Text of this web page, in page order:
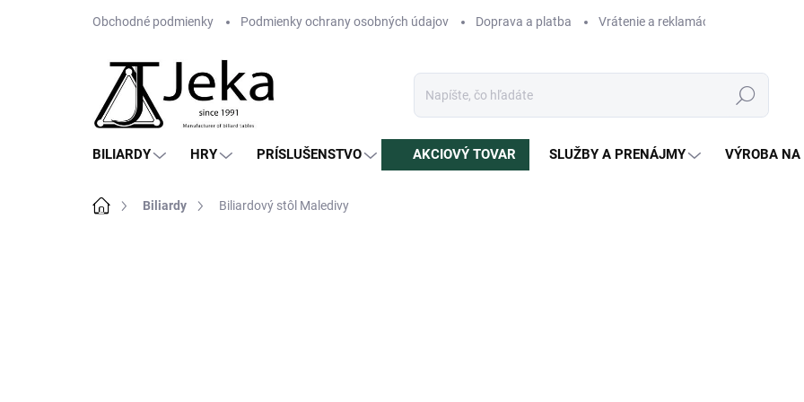
Obchodné podmienky Podmienky ochrany osobných údajov Doprava a platba Vrátenie a reklamácia
Hľadať
BILIARDY HRY PRÍSLUŠENSTVO AKCIOVÝ TOVAR SLUŽBY A PRENÁJMY VÝROBA NA
DomovBiliardy Biliardový stôl Maledivy